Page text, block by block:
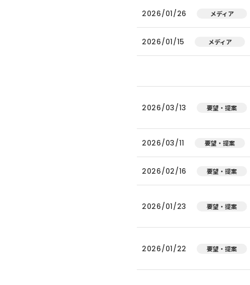
2026/01/26 メディア
2026/01/15 メディア
2026/03/13 要望・提案
2026/03/11 要望・提案
2026/02/16 要望・提案
2026/01/23 要望・提案
2026/01/22 要望・提案